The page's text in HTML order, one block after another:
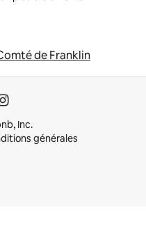
de Franklin
Inc.
générales